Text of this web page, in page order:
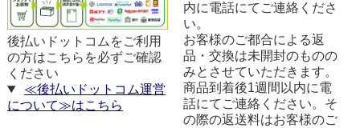
後払いドットコムをご利用
の方はこちらを必ずご確認
ください
≪後払いドットコム運営
について≫はこちら
内に電話にてご連絡くださ
い。
お客様のご都合による返
品・交換は未開封のものの
みとさせていただきます。
商品到着後1週間以内に電
話にてご連絡ください。そ
の際の返送料はお客様のご